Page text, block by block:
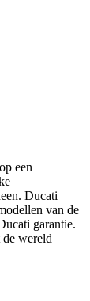
een
Ducati
van de
garantie.
wereld